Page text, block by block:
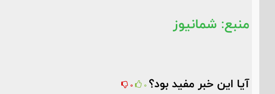
منبع: شمانیوز
آیا این خبر مفید بود؟ 0
0